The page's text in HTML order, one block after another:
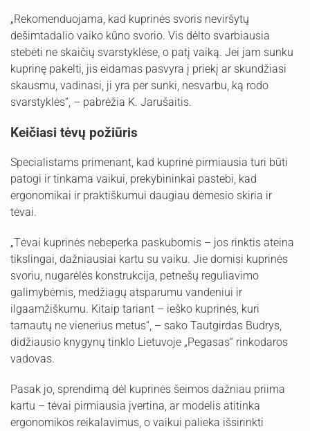
„Rekomenduojama, kad kuprinės svoris neviršytų
dešimtadalio vaiko kūno svorio. Vis dėlto svarbiausia
stebėti ne skaičių svarstyklėse, o patį vaiką. Jei jam sunku
kuprinę pakelti, jis eidamas pasvyra į priekį ar skundžiasi
skausmu, vadinasi, ji yra per sunki, nesvarbu, ką rodo
svarstyklės“, – pabrėžia K. Jarušaitis.
Keičiasi tėvų požiūris
Specialistams primenant, kad kuprinė pirmiausia turi būti
patogi ir tinkama vaikui, prekybininkai pastebi, kad
ergonomikai ir praktiškumui daugiau dėmesio skiria ir
tėvai.
„Tėvai kuprinės nebeperka paskubomis – jos rinktis ateina
tikslingai, dažniausiai kartu su vaiku. Jie domisi kuprinės
svoriu, nugarėlės konstrukcija, petnešų reguliavimo
galimybėmis, medžiagų atsparumu vandeniui ir
ilgaamžiškumu. Kitaip tariant – ieško kuprinės, kuri
tarnautų ne vienerius metus“, – sako Tautgirdas Budrys,
didžiausio knygynų tinklo Lietuvoje „Pegasas“ rinkodaros
vadovas.
Pasak jo, sprendimą dėl kuprinės šeimos dažniau priima
kartu – tėvai pirmiausia įvertina, ar modelis atitinka
ergonomikos reikalavimus, o vaikui palieka išsirinkti